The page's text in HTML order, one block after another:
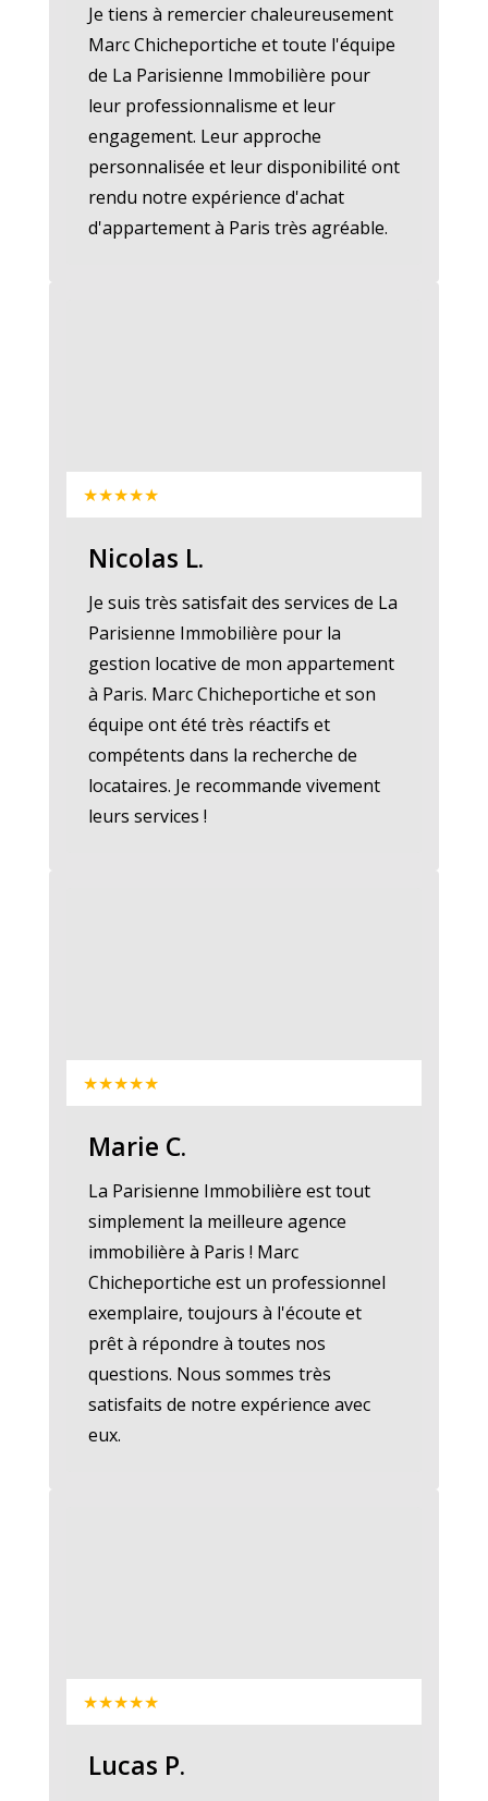
Je tiens à remercier chaleureusement
Marc Chicheportiche et toute l'équipe
de La Parisienne Immobilière pour
leur professionnalisme et leur
engagement. Leur approche
personnalisée et leur disponibilité ont
rendu notre expérience d'achat
d'appartement à Paris très agréable.
★★★★★
Nicolas L.
Je suis très satisfait des services de La
Parisienne Immobilière pour la
gestion locative de mon appartement
à Paris. Marc Chicheportiche et son
équipe ont été très réactifs et
compétents dans la recherche de
locataires. Je recommande vivement
leurs services !
★★★★★
Marie C.
La Parisienne Immobilière est tout
simplement la meilleure agence
immobilière à Paris ! Marc
Chicheportiche est un professionnel
exemplaire, toujours à l'écoute et
prêt à répondre à toutes nos
questions. Nous sommes très
satisfaits de notre expérience avec
eux.
★★★★★
Lucas P.